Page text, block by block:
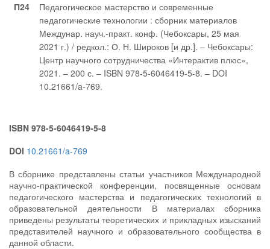
П24
Педагогическое мастерство и современные
педагогические технологии : сборник материалов
Междунар. науч.-практ. конф. (Чебоксары, 25 мая
2021 г.) / редкол.: О. Н. Широков [и др.]. – Чебоксары:
Центр научного сотрудничества «Интерактив плюс»,
2021. – 200 с. – ISBN 978-5-6046419-5-8. – DOI
10.21661/a-769.
ISBN 978-5-6046419-5-8
DOI 10.21661/a-769
В сборнике представлены статьи участников Международной
научно-практической конференции, посвященные основам
педагогического мастерства и педагогических технологий в
образовательной деятельности В материалах сборника
приведены результаты теоретических и прикладных изысканий
представителей научного и образовательного сообщества в
данной области.